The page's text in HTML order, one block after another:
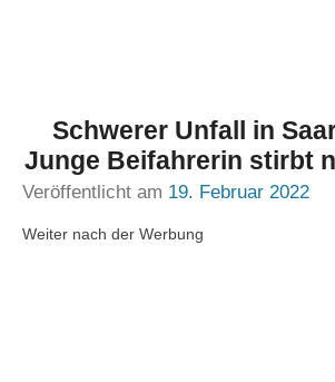
Schwerer Unfall in
Junge Beifahrerin stirbt
Veröffentlicht am 19. Februar 2022
Weiter nach der Werbung